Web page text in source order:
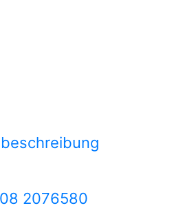
2076580